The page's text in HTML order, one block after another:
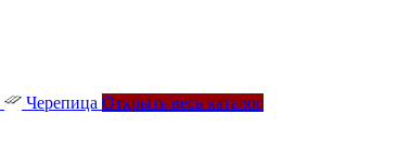
Черепица Открыть весь каталог